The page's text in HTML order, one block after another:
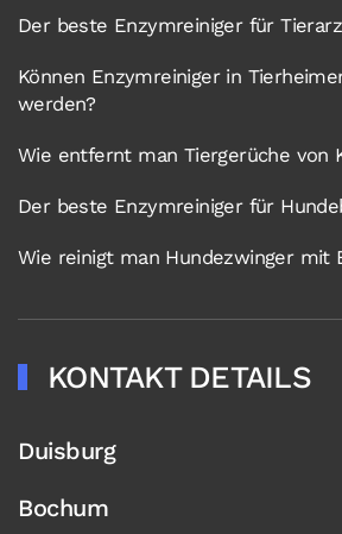
Der beste Enzymreiniger für
Können Enzymreiniger in
werden?
Wie entfernt man Tiergerüche von
Der beste Enzymreiniger für
Wie reinigt man Hundezwinger mit
KONTAKT DETAILS
Duisburg
Bochum